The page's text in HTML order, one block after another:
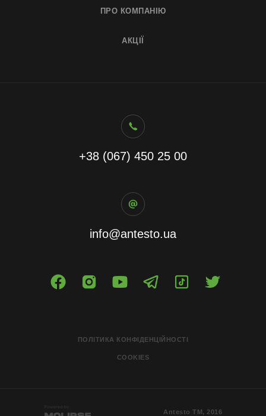
ПОЛІТИКА КОНФІДЕНЦІЙНОСТІ
COOKIES
info@antesto.ua
+38 (067) 450 25 00
АКЦІЇ
ПРО КОМПАНІЮ
Antesto ТМ, 2016